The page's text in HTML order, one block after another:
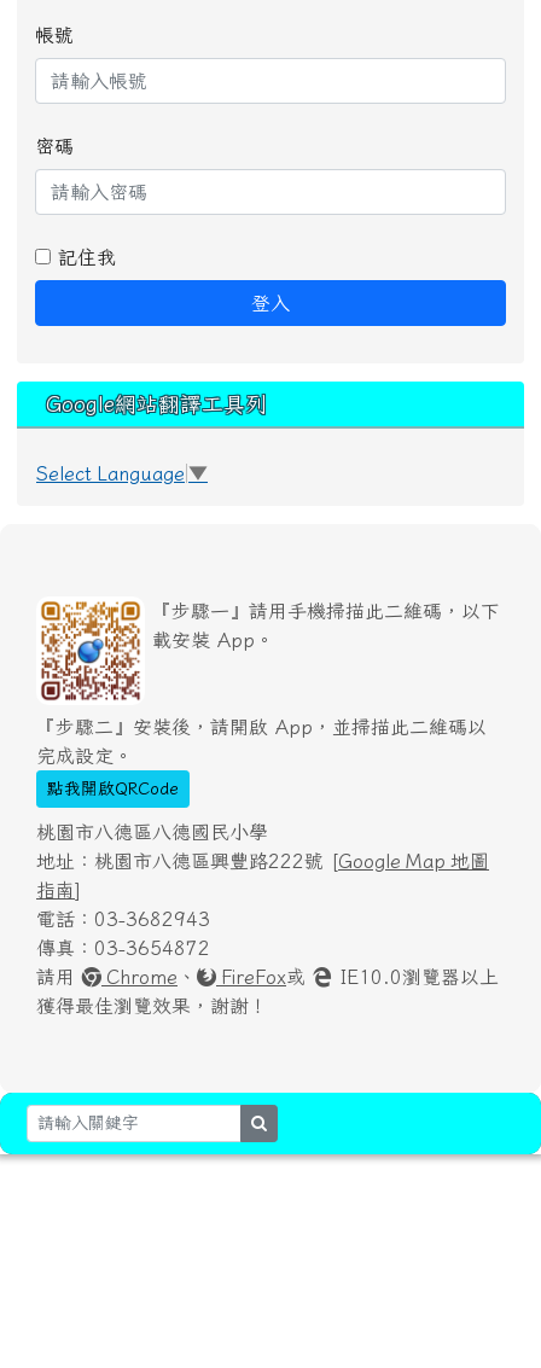
帳號
密碼
記住我
登入
Google網站翻譯工具列
Select Language ▼
『步驟一』請用手機掃描此二維碼，以下
載安裝 App。
『步驟二』安裝後，請開啟 App，並掃描此二維碼以
完成設定。
點我開啟QRCode
桃園市八德區八德國民小學
地址：桃園市八德區興豐路222號 [Google Map 地圖
指南]
電話：03-3682943
傳真：03-3654872
請用
Chrome 、 FireFox或
IE10.0瀏覽器以上
獲得最佳瀏覽效果，謝謝！